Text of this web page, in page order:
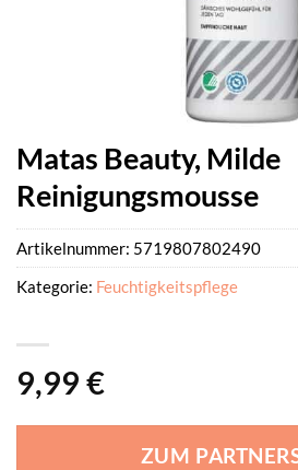
Matas Beauty, Milde
Reinigungsmousse
9,99 €
ZUM
Artikelnummer: 5719807802490
Kategorie: Feuchtigkeitspflege